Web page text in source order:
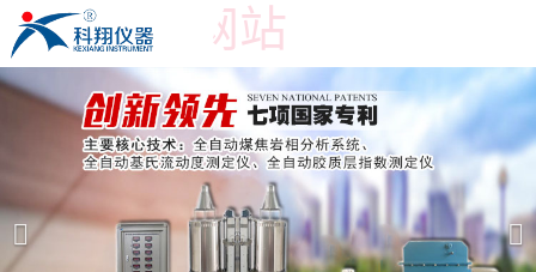
乐鱼官方网站
乐鱼官方网站
产品展示 ＞
乐鱼官方网站-乐鱼(中国)
公司简介